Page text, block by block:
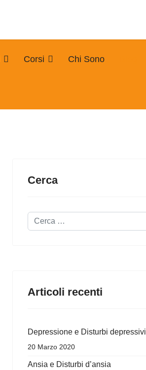
Corsi Chi Sono
Cerca
Cerca...
Articoli recenti
Depressione e Disturbi depressivi
20 Marzo 2020
Ansia e Disturbi d’ansia